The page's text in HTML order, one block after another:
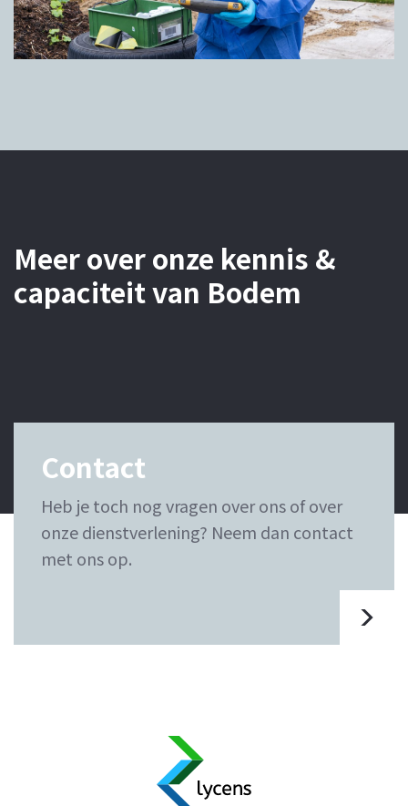
Meer over onze kennis &
capaciteit van Bodem
Contact
Heb je toch nog vragen over ons of over
onze dienstverlening? Neem dan contact
met ons op.